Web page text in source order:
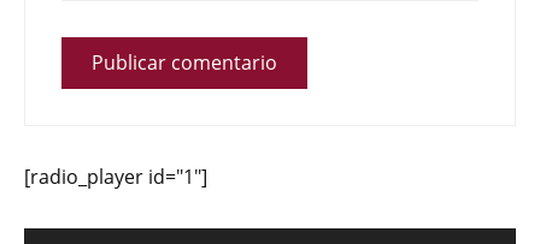
[radio_player id="1"]